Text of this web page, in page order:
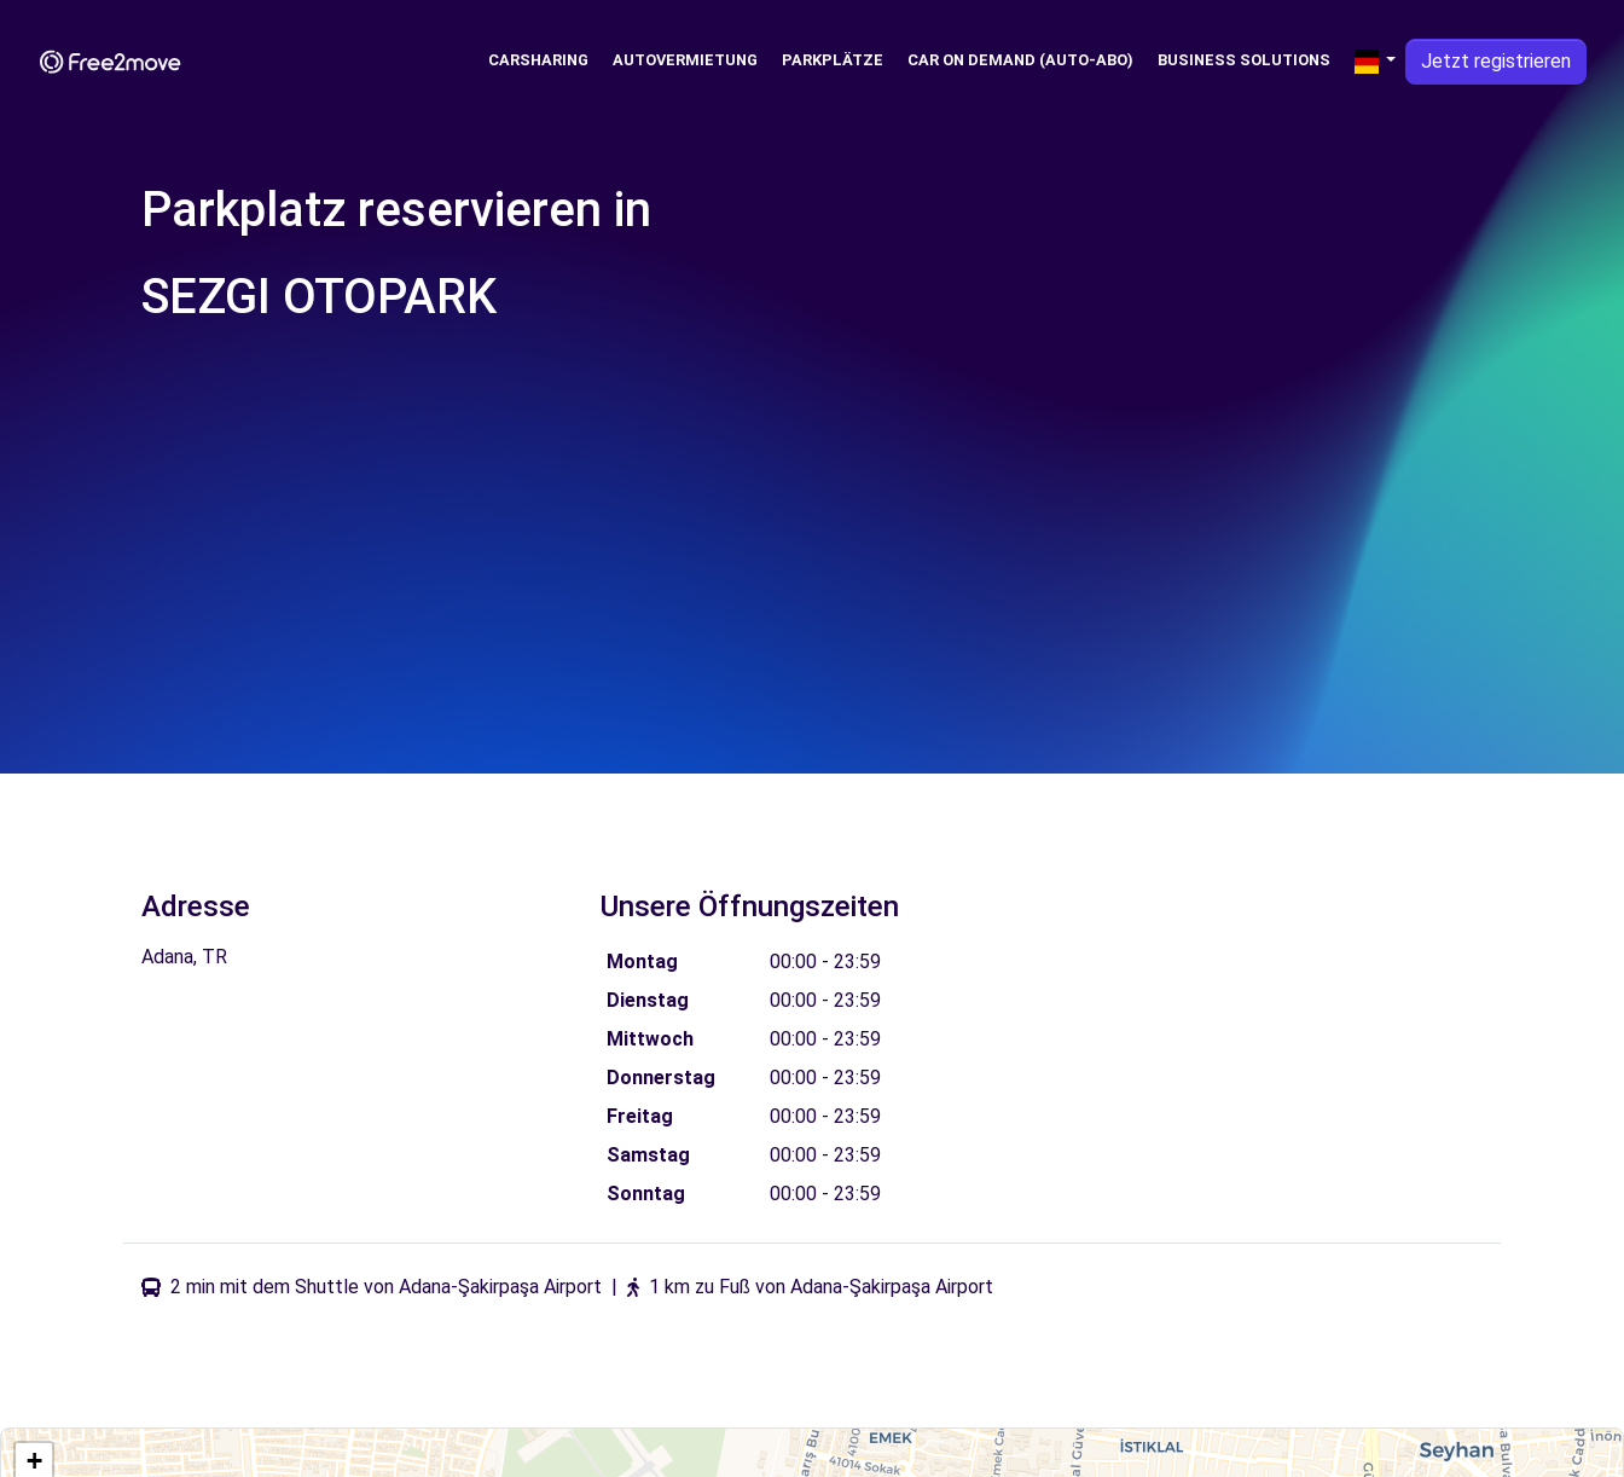
CARSHARING AUTOVERMIETUNG PARKPLÄTZE CAR ON DEMAND (AUTO-ABO) BUSINESS SOLUTIONS Jetzt registrieren
Parkplatz reservieren in
SEZGI OTOPARK
Adresse
Adana, TR
Unsere Öffnungszeiten
Montag
00:00 - 23:59
Dienstag
00:00 - 23:59
Mittwoch
00:00 - 23:59
Donnerstag
00:00 - 23:59
Freitag
00:00 - 23:59
Samstag
00:00 - 23:59
Sonntag
00:00 - 23:59
2 min mit dem Shuttle von Adana-Şakirpaşa Airport | 1 km zu Fuß von Adana-Şakirpaşa Airport
+